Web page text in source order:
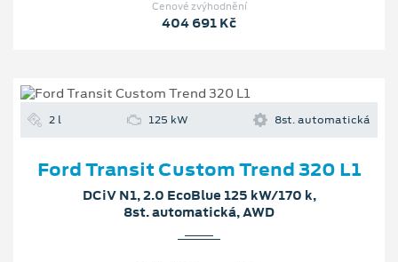
Cenové zvýhodnění
404 691 Kč
2 l 125 kW 8st. automatická
Ford Transit Custom Trend 320 L1
DCiV N1, 2.0 EcoBlue 125 kW/170 k,
8st. automatická, AWD